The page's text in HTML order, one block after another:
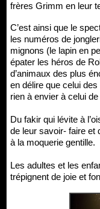
frères Grimm en leur
C’est ainsi que le spectateur et toute sa petite famille voit défiler
les numéros de
mignons (le lapin en
épater les héros de
d’animaux des plus
en délire que celui
rien à envier à celui
Du fakir qui lévite à
de leur savoir- faire et
à la moquerie gentille.
Les adultes et les
trépignent de joie et